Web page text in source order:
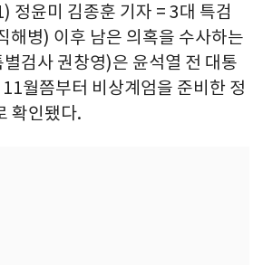
정윤미 김종훈 기자 = 3대 특검
해병) 이후 남은 의혹을 수사하는
검사 권창영)은 윤석열 전 대통
월쯤부터 비상계엄을 준비한 정
확인됐다.